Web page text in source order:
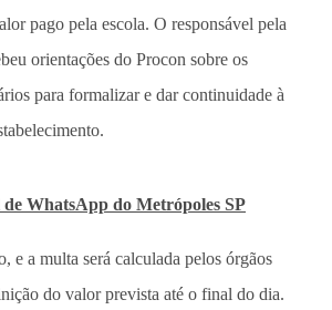
pago pela escola. O responsável pela
orientações do Procon sobre os
para formalizar e dar continuidade à
WhatsApp do Metrópoles SP
e a multa será calculada pelos órgãos
do valor prevista até o final do dia.